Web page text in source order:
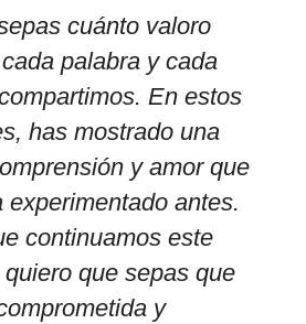
cuánto valoro
palabra y cada
En estos
has mostrado una
y amor que
experimentado antes.
continuamos este
que sepas que
y